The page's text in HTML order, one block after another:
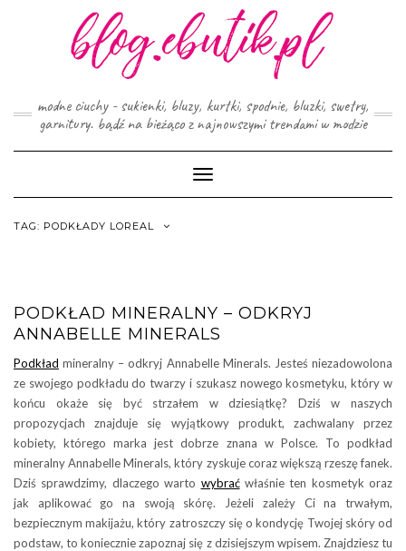
modne ciuchy - sukienki, bluzy, kurtki, spodnie, bluzki, swetry,
garnitury. bądź na bieżąco z najnowszymi trendami w modzie
Toggle
Navigation
TAG: PODKŁADY LOREAL
PODKŁAD MINERALNY – ODKRYJ
ANNABELLE MINERALS
Podkład mineralny – odkryj Annabelle Minerals. Jesteś niezadowolona
ze swojego podkładu do twarzy i szukasz nowego kosmetyku, który w
końcu okaże się być strzałem w dziesiątkę? Dziś w naszych
propozycjach znajduje się wyjątkowy produkt, zachwalany przez
kobiety, którego marka jest dobrze znana w Polsce. To podkład
mineralny Annabelle Minerals, który zyskuje coraz większą rzeszę fanek.
Dziś sprawdzimy, dlaczego warto wybraćwłaśnie ten kosmetyk oraz
jak aplikować go na swoją skórę. Jeżeli zależy Ci na trwałym,
bezpiecznym makijażu, który zatroszczy się o kondycję Twojej skóry od
podstaw, to koniecznie zapoznaj się z dzisiejszym wpisem. Znajdziesz tu